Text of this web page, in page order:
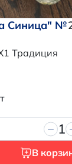
Синица" №
Традиция
1
В